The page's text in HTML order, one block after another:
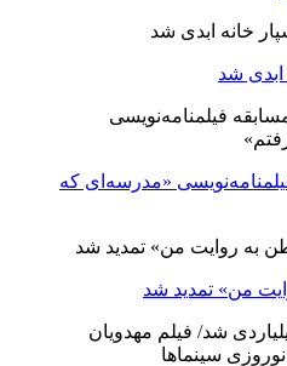
شد
«مدرسه‌ای که
من» تمدید شد